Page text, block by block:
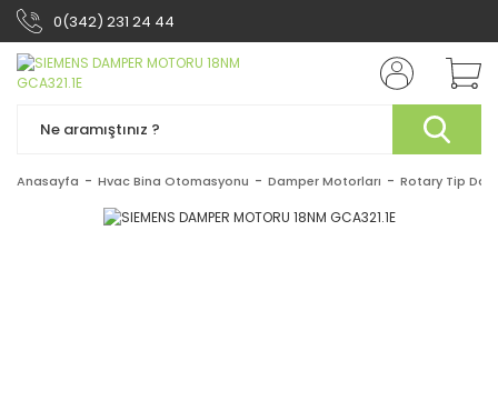
0(342) 231 24 44
Anasayfa Hvac Bina Otomasyonu Damper Motorları Rotary Tip